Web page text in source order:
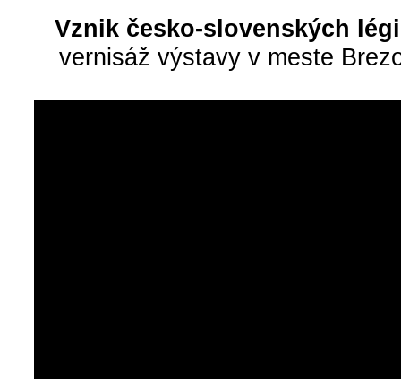
Vznik česko-slovenských
vernisáž výstavy v meste